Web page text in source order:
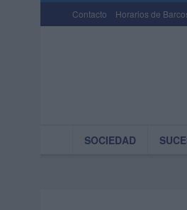
Contacto Horarios de
SOCIEDAD